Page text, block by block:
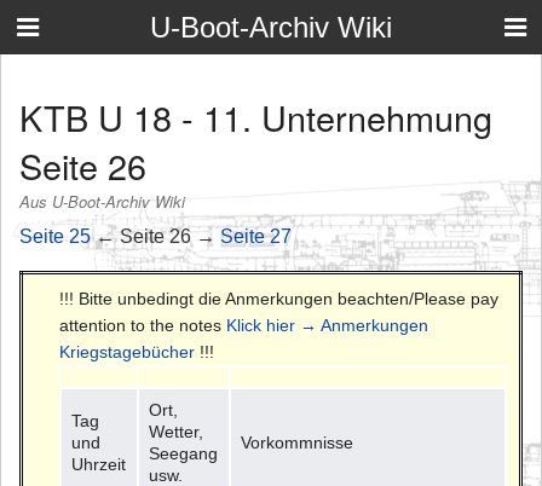
U-Boot-Archiv Wiki
KTB U 18 - 11. Unternehmung
Seite 26
Aus U-Boot-Archiv Wiki
Seite 25← Seite 26 → Seite 27
!!! Bitte unbedingt die Anmerkungen beachten/Please pay
attention to the notes Klick hier → Anmerkungen
Kriegstagebücher !!!
Tag
und
Uhrzeit
Ort,
Wetter,
Seegang
usw.
Vorkommnisse